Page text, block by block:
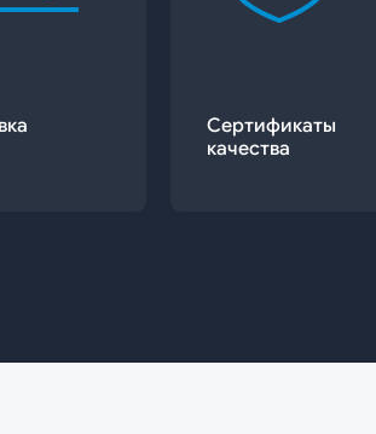
Сертификаты
качества